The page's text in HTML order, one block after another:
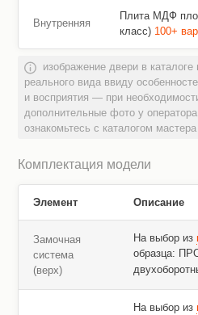
Внутренняя
Плита МДФ
класс) 100+
изображение двери в
реального вида ввиду
и восприятия — при
дополнительные фото у
ознакомьтесь с каталогом
Комплектация модели
Элемент Описание
Замочная
система
(верх)
На выбор из
образца:
На выбор из